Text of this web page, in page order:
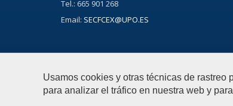
Usamos cookies y otras técnicas de
para analizar el tráfico en nuestra web y
Tel.: 665 901 268
Email: SECFCEX@UPO.ES